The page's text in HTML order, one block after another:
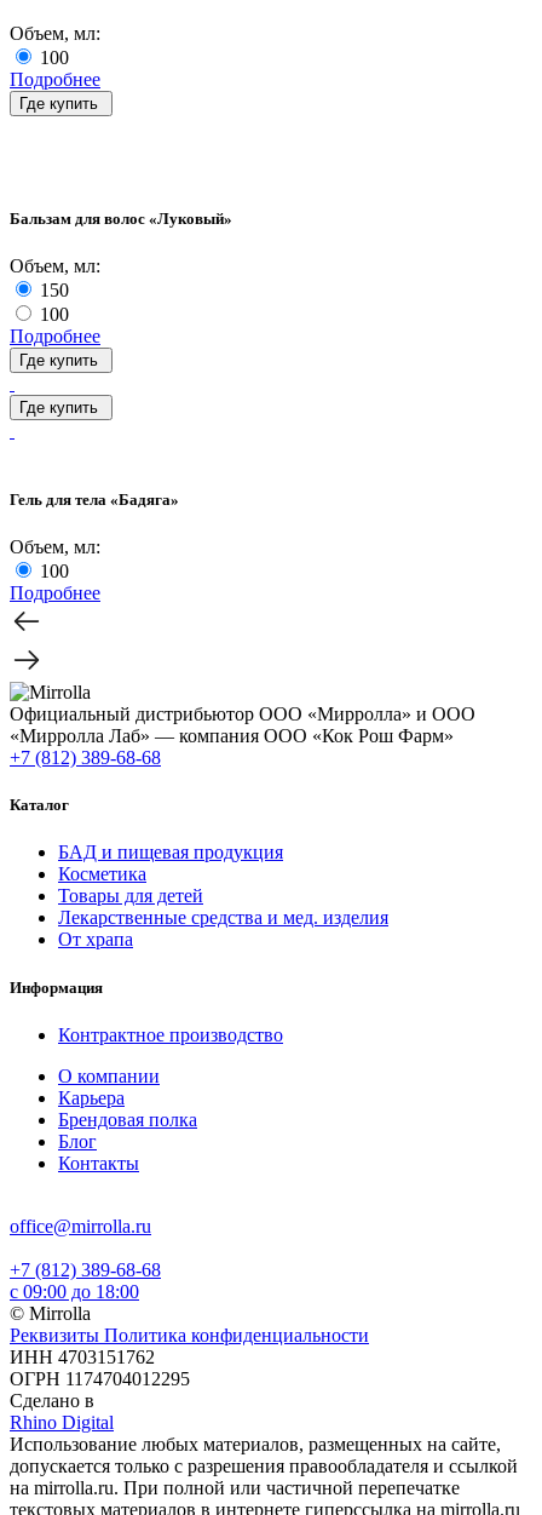
Объем, мл:
100
Подробнее
Где купить
Бальзам для волос «Луковый»
Объем, мл:
150
100
Подробнее
Где купить
Где купить
Гель для тела «Бадяга»
Объем, мл:
100
Подробнее
Официальный дистрибьютор ООО «Мирролла» и ООО
«Мирролла Лаб» — компания ООО «Кок Рош Фарм»
+7 (812) 389-68-68
Каталог
БАД и пищевая продукция
Косметика
Товары для детей
Лекарственные средства и мед. изделия
От храпа
Информация
Контрактное производство
О компании
Карьера
Брендовая полка
Блог
Контакты
office@mirrolla.ru
+7 (812) 389-68-68
с 09:00 до 18:00
© Mirrolla
Реквизиты Политика конфиденциальности
ИНН 4703151762
ОГРН 1174704012295
Сделано в
Rhino Digital
Использование любых материалов, размещенных на сайте,
допускается только с разрешения правообладателя и ссылкой
на mirrolla.ru. При полной или частичной перепечатке
текстовых материалов в интернете гиперссылка на mirrolla.ru